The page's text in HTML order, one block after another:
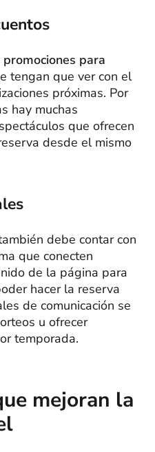
promociones para
tengan que ver con el
próximas. Por
hay muchas
que ofrecen
desde el mismo
debe contar con
que conecten
de la página para
hacer la reserva
de comunicación se
u ofrecer
temporada.
mejoran la